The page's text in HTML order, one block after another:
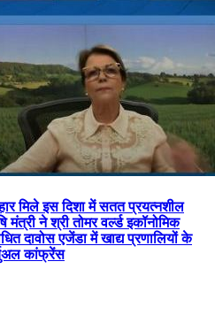
मिले इस दिशा में सतत प्रयत्नशील
मंत्री ने श्री तोमर वर्ल्ड इकॉनोमिक
दावोस एजेंडा में खाद्य प्रणालियों के
कांफ्रेंस